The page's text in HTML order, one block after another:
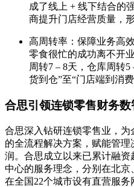
成了线上 + 线下结合的
商提升门店经营质量，
高周转率：保障业务高
零食很忙的成功离不开
周转7 – 8天，仓库周转
货到仓”至“门店端到消费
合思引领连锁零售财务
合思深入钻研连锁零售业，
的全流程解决方案，赋能管
润。合思成立以来已累计融
中心的服务理念，分别在北
在全国22个城市设有直营服